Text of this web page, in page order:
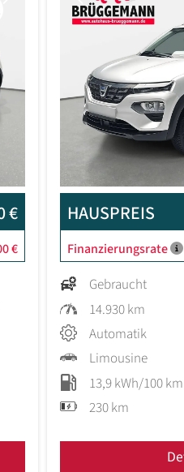
€
€
HAUSPREIS
Finanzierungsrate
Gebraucht
14.930 km
Automatik
Limousine
13,9 kWh/100 km
230 km